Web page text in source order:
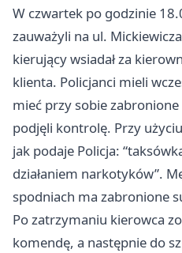
W czwartek po godzinie
zauważyli na ul.
kierujący wsiadał za
klienta. Policjanci mieli
mieć przy sobie
podjęli kontrolę. Przy
jak podaje Policja:
działaniem narkotyków”.
spodniach ma zabronione
Po zatrzymaniu kierowca
komendę, a następnie do